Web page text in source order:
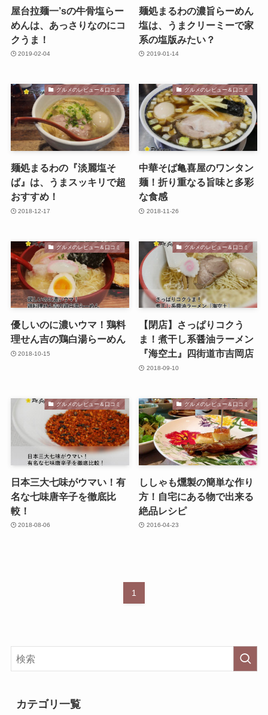
屋台拉麺一’sの牛骨塩らー
めんは、あっさりなのにコ
クうま！
2019-02-04
麺処まるわの濃旨らーめん
塩は、うまクリーミーで家
系の塩版みたい？
2019-01-14
グルメのレビュー＆口コミ
麺処まるわの『淡麗塩そ
ば』は、うまスッキリで超
おすすめ！
2018-12-17
グルメのレビュー＆口コミ
中華そば亀喜屋のワンタン
麺！折り重なる旨味と多彩
な食感
2018-11-26
グルメのレビュー＆口コミ
優しいのに濃いウマ！鶏料
理せん吉の鶏白湯らーめん
2018-10-15
グルメのレビュー＆口コミ
【閉店】さっぱりコクう
ま！煮干し系醤油ラーメン
『海空土』四街道市吉岡店
2018-09-10
グルメのレビュー＆口コミ
日本三大七味がウマい！有
名な七味唐辛子を徹底比
較！
2018-08-06
グルメのレビュー＆口コミ
ししゃも燻製の簡単な作り
方！自宅にある物で出来る
絶品レシピ
2016-04-23
1
カテゴリ一覧